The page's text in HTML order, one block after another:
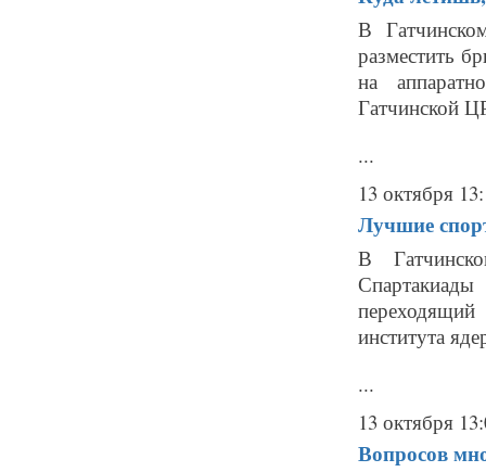
В
разместить
на
Гатчинской
...
13 октября
Лучшие
В
института
...
13 октября
Вопросов